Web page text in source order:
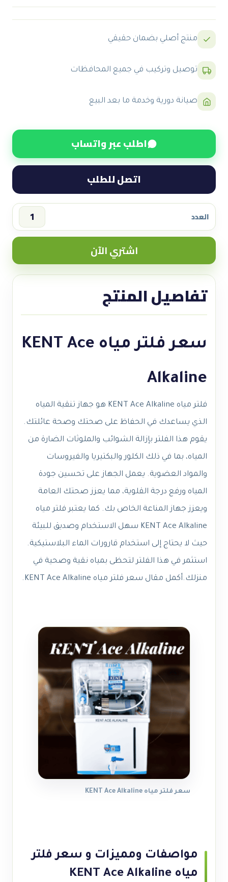
was:
11.800,00 EGP.
is:
10.777,00 EGP.
منتج أصلي بضمان حقيقي
توصيل وتركيب في جميع المحافظات
صيانة دورية وخدمة ما بعد البيع
اطلب عبر واتساب
اتصل للطلب
العدد
سعر
فلتر
KENT
Ace
اشتري الآن
تفاصيل المنتج
سعر فلتر مياه KENT Ace
Alkaline
فلتر مياه KENT Ace Alkaline هو جهاز تنقية المياه
الذي يساعدك في الحفاظ على صحتك وصحة عائلتك.
يقوم هذا الفلتر بإزالة الشوائب والملوثات الضارة من
المياه، بما في ذلك الكلور والبكتيريا والفيروسات
والمواد العضوية. يعمل الجهاز على تحسين جودة
المياه ورفع درجة القلوية، مما يعزز صحتك العامة
ويعزز جهاز المناعة الخاص بك. كما يعتبر فلتر مياه
KENT Ace Alkaline سهل الاستخدام وصديق للبيئة
حيث لا يحتاج إلى استخدام قارورات الماء البلاستيكية.
استثمر في هذا الفلتر لتحظى بمياه نقية وصحية في
منزلك.أكمل مقال سعر فلتر مياه KENT Ace Alkaline.
سعر فلتر مياه KENT Ace Alkaline
مواصفات ومميزات و سعر فلتر
مياه KENT Ace Alkaline